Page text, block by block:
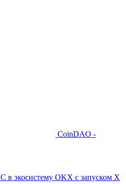
CoinDAO -
в экосистему OKX с запуском X